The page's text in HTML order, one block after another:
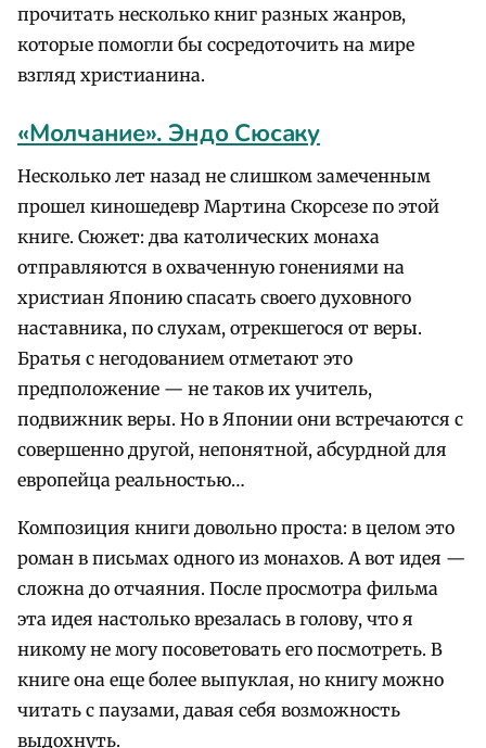
прочитать несколько книг разных жанров,
которые помогли бы сосредоточить на мире
взгляд христианина.
«Молчание». Эндо Сюсаку
Несколько лет назад не слишком замеченным
прошел киношедевр Мартина Скорсезе по этой
книге. Сюжет: два католических монаха
отправляются в охваченную гонениями на
христиан Японию спасать своего духовного
наставника, по слухам, отрекшегося от веры.
Братья с негодованием отметают это
предположение — не таков их учитель,
подвижник веры. Но в Японии они встречаются с
совершенно другой, непонятной, абсурдной для
европейца реальностью…
Композиция книги довольно проста: в целом это
роман в письмах одного из монахов. А вот идея —
сложна до отчаяния. После просмотра фильма
эта идея настолько врезалась в голову, что я
никому не могу посоветовать его посмотреть. В
книге она еще более выпуклая, но книгу можно
читать с паузами, давая себя возможность
выдохнуть.